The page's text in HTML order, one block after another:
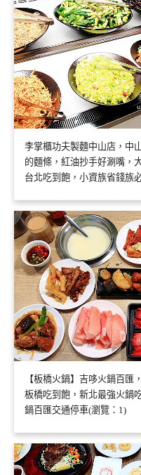
李掌櫃功夫製麵中山店，中
的麵條，紅油抄手好涮嘴，
台北吃到飽，小資族省錢族
【板橋火鍋】吉哆火鍋百匯
板橋吃到飽，新北最強火鍋
鍋百匯交通停車(瀏覽：1)